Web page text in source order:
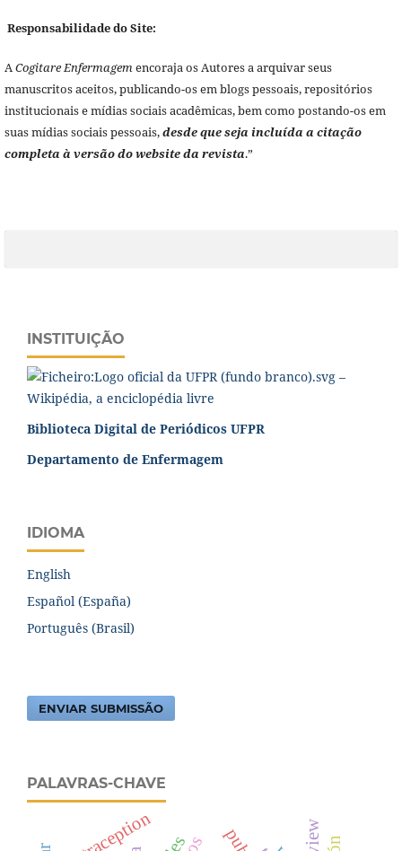
Responsabilidade do Site:
ACogitare Enfermagemencoraja os Autores a arquivar seus
manuscritos aceitos, publicando-os em blogs pessoais, repositórios
institucionais e mídias sociais acadêmicas, bem como postando-os em
suas mídias sociais pessoais,desde que seja incluída a citação
completa à versão do website da revista.”
INSTITUIÇÃO
Biblioteca Digital de Periódicos UFPR
Departamento de Enfermagem
IDIOMA
English
Español (España)
Português (Brasil)
ENVIAR SUBMISSÃO
PALAVRAS-CHAVE